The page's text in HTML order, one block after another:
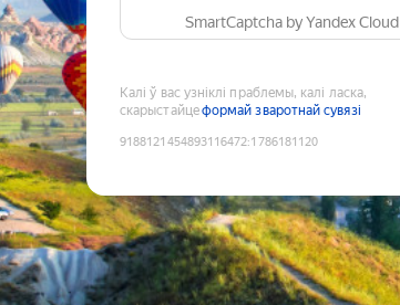
SmartCaptcha by Yandex Cloud
Калі ў вас узніклі праблемы, калі ласка,
скарыстайцеформай зваротнай сувязі
9188121454893116472:1786181120